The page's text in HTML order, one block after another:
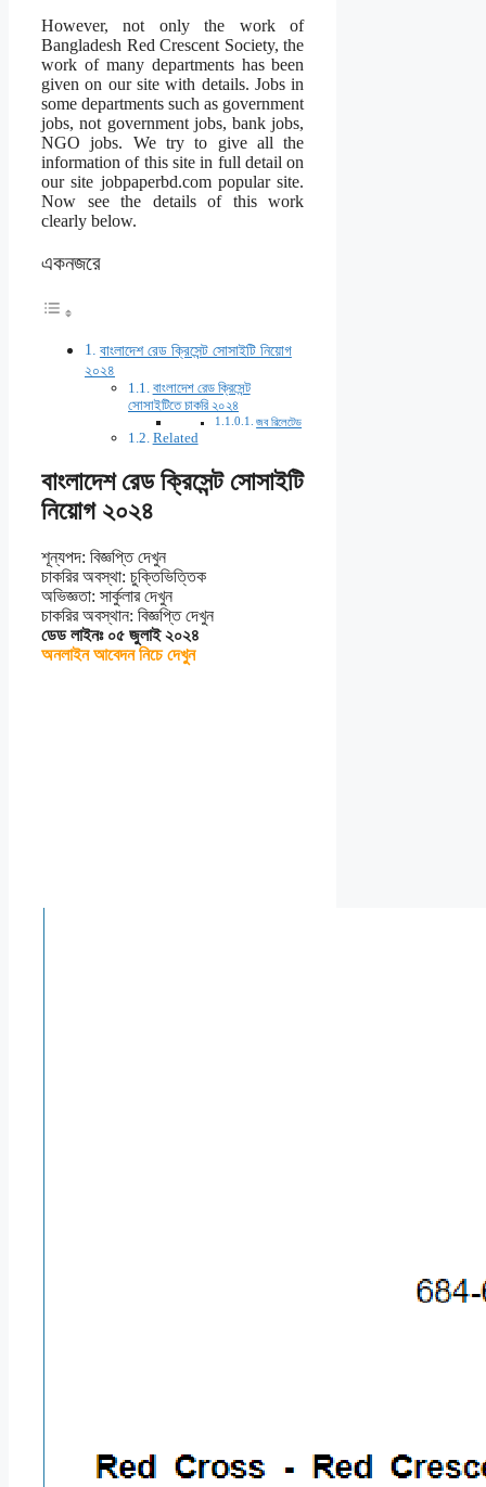
However, not only the work of
Bangladesh Red Crescent Society, the
work of many departments has been
given on our site with details. Jobs in
some departments such as government
jobs, not government jobs, bank jobs,
NGO jobs. We try to give all the
information of this site in full detail on
our site jobpaperbd.com popular site.
Now see the details of this work
clearly below.
একনজরে
বাংলাদেশ রেড ক্রিসেন্ট সোসাইটি নিয়োগ
২০২৪
বাংলাদেশ রেড ক্রিসেন্ট
সোসাইটিতে চাকরি ২০২৪
জব রিলেটেড
Related
বাংলাদেশ রেড ক্রিসেন্ট সোসাইটি
নিয়োগ ২০২৪
শূন্যপদ: বিজ্ঞপ্তি দেখুন
চাকরির অবস্থা: চুক্তিভিত্তিক
অভিজ্ঞতা: সার্কুলার দেখুন
চাকরির অবস্থান: বিজ্ঞপ্তি দেখুন
ডেড লাইনঃ ০৫ জুলাই ২০২৪
অনলাইন আবেদন নিচে দেখুন